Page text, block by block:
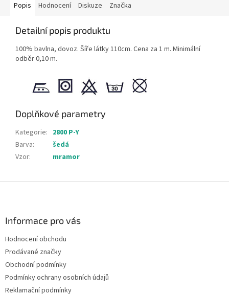
Popis Hodnocení Diskuze Značka
Detailní popis produktu
100% bavlna, dovoz. Šíře látky 110cm. Cena za 1 m. Minimální
odběr 0,10 m.
Doplňkové parametry
Kategorie: 2800 P-Y
Barva:
šedá
Vzor: mramor
Informace pro vás
Hodnocení obchodu
Prodávané značky
Obchodní podmínky
Podmínky ochrany osobních údajů
Reklamační podmínky